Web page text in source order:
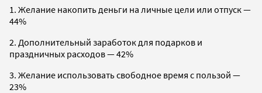
1. Желание накопить деньги на личные цели или отпуск —
44%
2. Дополнительный заработок для подарков и
праздничных расходов — 42%
3. Желание использовать свободное время с пользой —
23%